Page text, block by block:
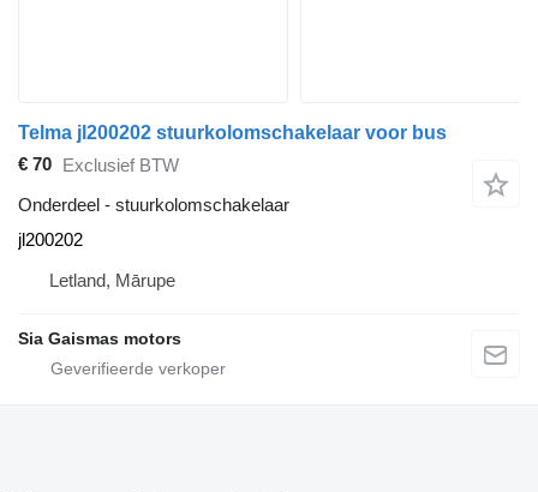
Telma jl200202 stuurkolomschakelaar voor bus
€ 70 Exclusief BTW
Onderdeel - stuurkolomschakelaar
jl200202
Letland, Mārupe
Sia Gaismas motors